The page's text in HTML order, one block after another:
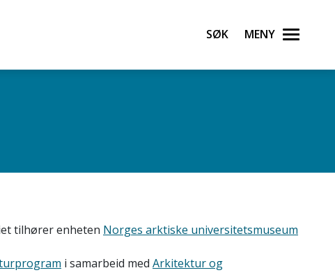
Søk Meny
tilhører enheten Norges arktiske universitetsmuseum
i samarbeid med Arkitektur og